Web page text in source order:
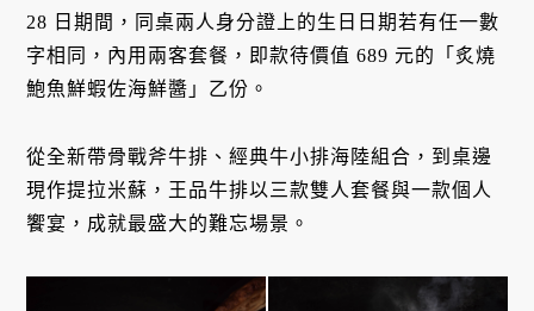
28 日期間，同桌兩人身分證上的生日日期若有任一數
字相同，內用兩客套餐，即款待價值 689 元的「炙燒
鮑魚鮮蝦佐海鮮醬」乙份。
從全新帶骨戰斧牛排、經典牛小排海陸組合，到桌邊
現作提拉米蘇，王品牛排以三款雙人套餐與一款個人
饗宴，成就最盛大的難忘場景。